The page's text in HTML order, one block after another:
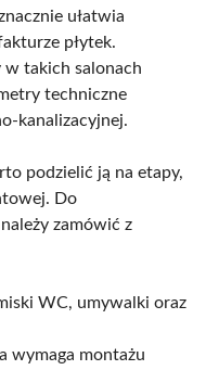
ułatwia
płytek.
takich salonach
techniczne
kanalizacyjnej.
podzielić ją na etapy,
Do
zamówić z
WC, umywalki oraz
wymaga montażu